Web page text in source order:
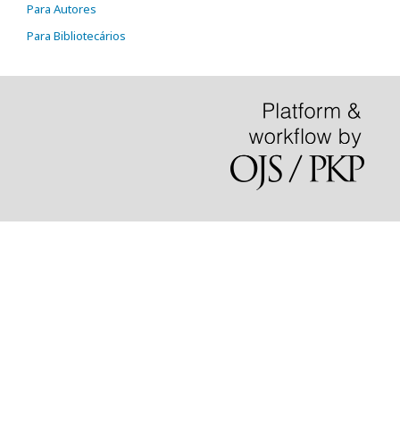
Para Autores
Para Bibliotecários